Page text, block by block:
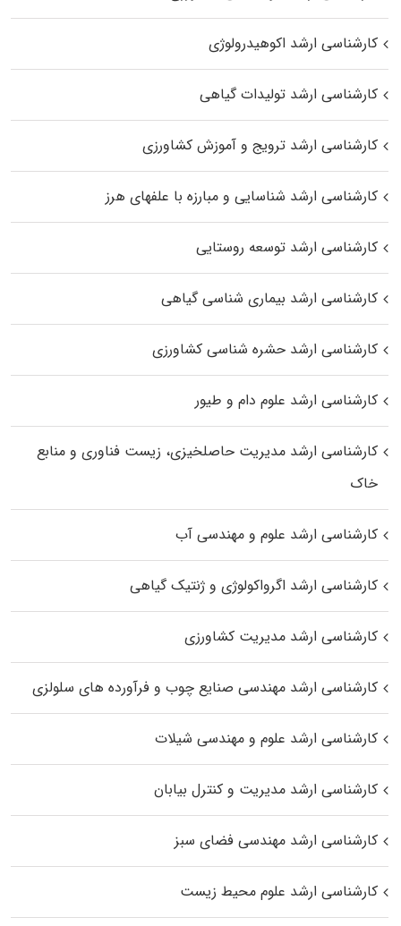
کارشناسی ارشد اکوهیدرولوژی
کارشناسی ارشد تولیدات گیاهی
کارشناسی ارشد ترویج و آموزش کشاورزی
کارشناسی ارشد شناسایی و مبارزه با علفهای هرز
کارشناسی ارشد توسعه روستایی
کارشناسی ارشد بیماری‌ شناسی گیاهی
کارشناسی ارشد حشره‌ شناسی کشاورزی
کارشناسی ارشد علوم دام و طیور
کارشناسی ارشد مدیریت حاصلخیزی، زیست فناوری و منابع
خاک
کارشناسی ارشد علوم و مهندسی آب
کارشناسی ارشد اگرواکولوژی و ژنتیک گیاهی
کارشناسی ارشد مدیریت کشاورزی
کارشناسی ارشد مهندسی صنایع چوب و فرآورده‌ های سلولزی
کارشناسی ارشد علوم و مهندسی شیلات
کارشناسی ارشد مدیریت و کنترل بیابان
کارشناسی ارشد مهندسی فضای سبز
کارشناسی ارشد علوم محیط‌ زیست